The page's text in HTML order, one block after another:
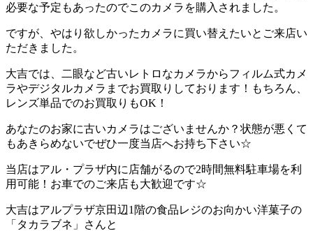
必要な予定もあったのでこのカメラを購入されました。
ですが、やはり欲しかったカメラに買い替えたいとご来店い
ただきました。
大吉では、二眼など古いレトロなカメラからフィルム式カメ
ラやデジタルカメラまでお買取りしております！もちろん、
レンズ単品でのお買取りもOK！
あなたのお家に古いカメラはございませんか？状態が悪くて
もあきらめないでぜひ一度当店へお持ち下さい☆
当店はアル・プラザ内に店舗がるので2時間無料駐車場を利
用可能！お車でのご来店も大歓迎です☆
大吉はアルプラザ京田辺1階の食品レジのお向かい洋菓子の
「タカラブネ」さんと